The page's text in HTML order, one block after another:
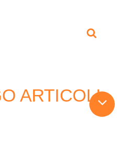
ARTICOLI